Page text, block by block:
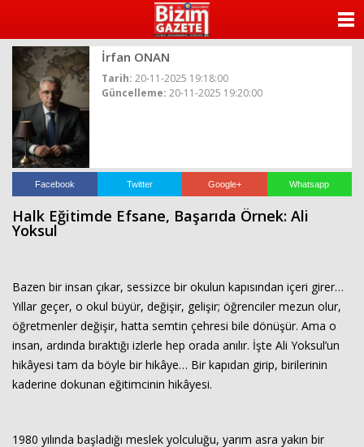
İrfan ONAN
Tarih: 20-11-2025 19:18:00
Güncelleme: 20-11-2025 19:20:00
Facebook Twitter Google+ Whatsapp
Halk Eğitimde Efsane, Başarıda Örnek: Ali
Yoksul
Bazen bir insan çıkar, sessizce bir okulun kapısından içeri girer…
Yıllar geçer, o okul büyür, değişir, gelişir; öğrenciler mezun olur,
öğretmenler değişir, hatta semtin çehresi bile dönüşür. Ama o
insan, ardında bıraktığı izlerle hep orada anılır. İşte Ali Yoksul’un
hikâyesi tam da böyle bir hikâye… Bir kapıdan girip, birilerinin
kaderine dokunan eğitimcinin hikâyesi.
1980 yılında başladığı meslek yolculuğu, yarım asra yakın bir
YAZARLAR
VİDEO GALERİ